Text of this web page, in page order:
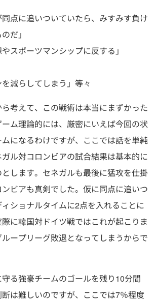
同点に追いついていたら、みすみす負け
だ」
やスポーツマンシップに反する」
を減らしてしまう」等々
考えて、この戦術は本当にまずかった
ム理論的には、厳密にいえば今回の状
になるわけですが、ここでは話を単純
ル対コロンビアの試合結果は基本的に
します。セネガルも最後に猛攻を仕掛
ビアも真剣でした。仮に同点に追いつ
ショナルタイムに2点を入れることに
に韓国対ドイツ戦ではこれが起こりま
ープリーグ敗退となってしまうからで
る強豪チームのゴールを残り10分間
は難しいのですが、ここでは7％程度